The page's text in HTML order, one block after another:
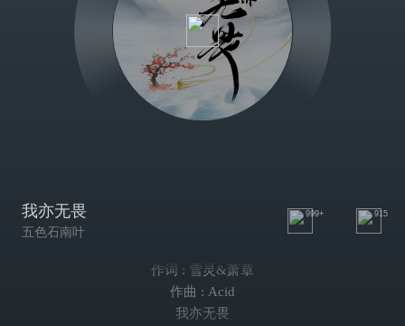
我亦无畏
五色石南叶
999+ 915
作词 : 雪灵&萧章
作曲 : Acid
我亦无畏